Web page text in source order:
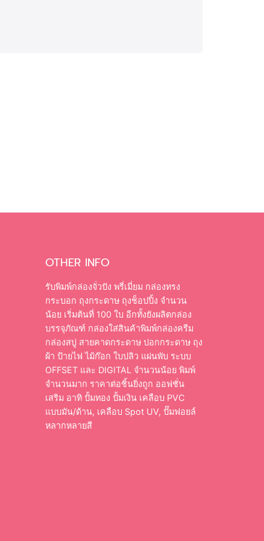
OTHER INFO
รับพิมพ์กล่องจั่วปัง พรี่เมี่ยม กล่องทรง
กระบอก ถุงกระดาษ ถุงช็อปปิ้ง จำนวน
น้อย เริ่มต้นที่ 100 ใบ อีกทั้งยังผลิตกล่อง
บรรจุภัณฑ์ กล่องใส่สินค้าพิมพ์กล่องครีม
กล่องสบู่ สายคาดกระดาษ ปอกกระดาษ ถุง
ผ้า ป้ายไฟ ไม้ก๊อก ใบปลิว แผ่นพับ ระบบ
OFFSET และ DIGITAL จำนวนน้อย พิมพ์
จำนวนมาก ราคาต่อชิ้นยิ่งถูก ออฟชั่น
เสริม อาทิ ปั้มทอง ปั้มเงิน เคลือบ PVC
แบบมัน/ด้าน, เคลือบ Spot UV, ปั๊มฟอยล์
หลากหลายสี